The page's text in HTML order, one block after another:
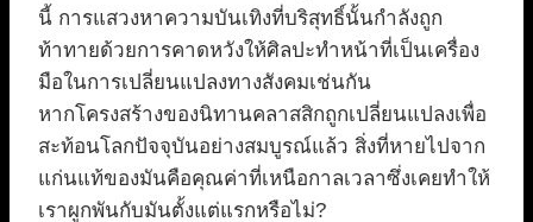
นี้ การแสวงหาความบันเทิงที่บริสุทธิ์นั้นกำลังถูก
ท้าทายด้วยการคาดหวังให้ศิลปะทำหน้าที่เป็นเครื่อง
มือในการเปลี่ยนแปลงทางสังคมเช่นกัน
หากโครงสร้างของนิทานคลาสสิกถูกเปลี่ยนแปลงเพื่อ
สะท้อนโลกปัจจุบันอย่างสมบูรณ์แล้ว สิ่งที่หายไปจาก
แก่นแท้ของมันคือคุณค่าที่เหนือกาลเวลาซึ่งเคยทำให้
เราผูกพันกับมันตั้งแต่แรกหรือไม่?